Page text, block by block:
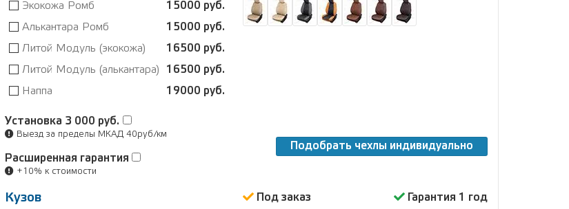
Экокожа Ромб 15000 руб.
Алькантара Ромб 15000 руб.
Литой Модуль (экокожа) 16500 руб.
Литой Модуль (алькантара) 16500 руб.
Наппа 19000 руб.
Подобрать чехлы индивидуально
Установка 3 000 руб.
Выезд за пределы МКАД 40руб/км
Расширенная гарантия
+10% к стоимости
Кузов Под заказ Гарантия 1 год